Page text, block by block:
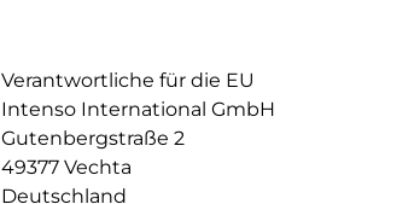
Verantwortliche für die EU
Intenso International GmbH
Gutenbergstraße 2
49377 Vechta
Deutschland